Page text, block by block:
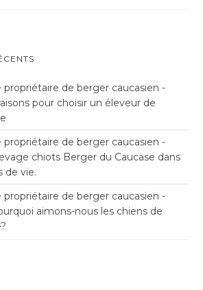
de berger caucasien -
pour choisir un éleveur de
de berger caucasien -
chiots Berger du Caucase dans
de vie.
de berger caucasien -
aimons-nous les chiens de